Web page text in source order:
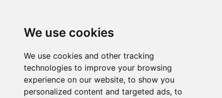
We use cookies
We use cookies and other tracking
technologies to improve your browsing
experience on our website, to show you
personalized content and targeted ads, to